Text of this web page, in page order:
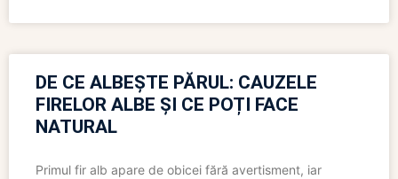
DE CE ALBEȘTE PĂRUL: CAUZELE
FIRELOR ALBE ȘI CE POȚI FACE
NATURAL
Primul fir alb apare de obicei fără avertisment, iar